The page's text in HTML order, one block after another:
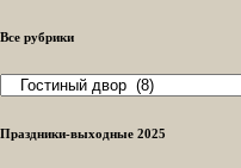
Все рубрики
Все
Праздники-выходные 2025